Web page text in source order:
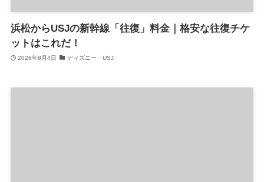
浜松からUSJの新幹線「往復」料金｜格安な往復チケ
ットはこれだ！
2026年8月4日 ディズニー・USJ